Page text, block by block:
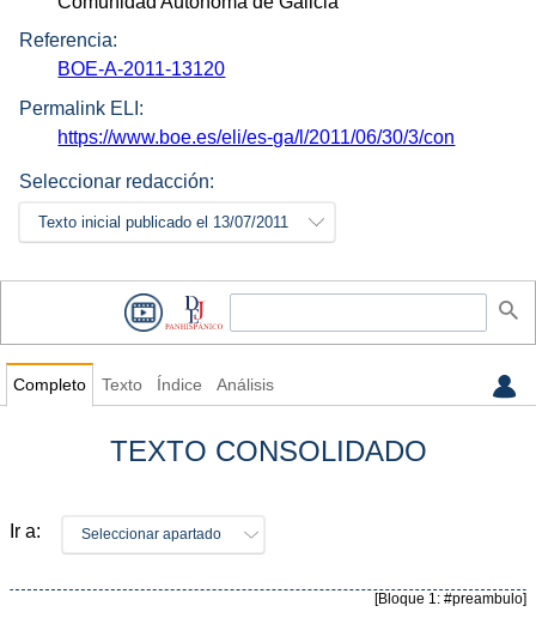
Referencia:
BOE-A-2011-13120
Permalink ELI:
https://www.boe.es/eli/es-ga/l/2011/06/30/3/con
Seleccionar redacción:
Texto inicial publicado el 13/07/2011
Completo Texto Índice Análisis
TEXTO CONSOLIDADO
Ir a: Seleccionar apartado
[Bloque 1: #preambulo]